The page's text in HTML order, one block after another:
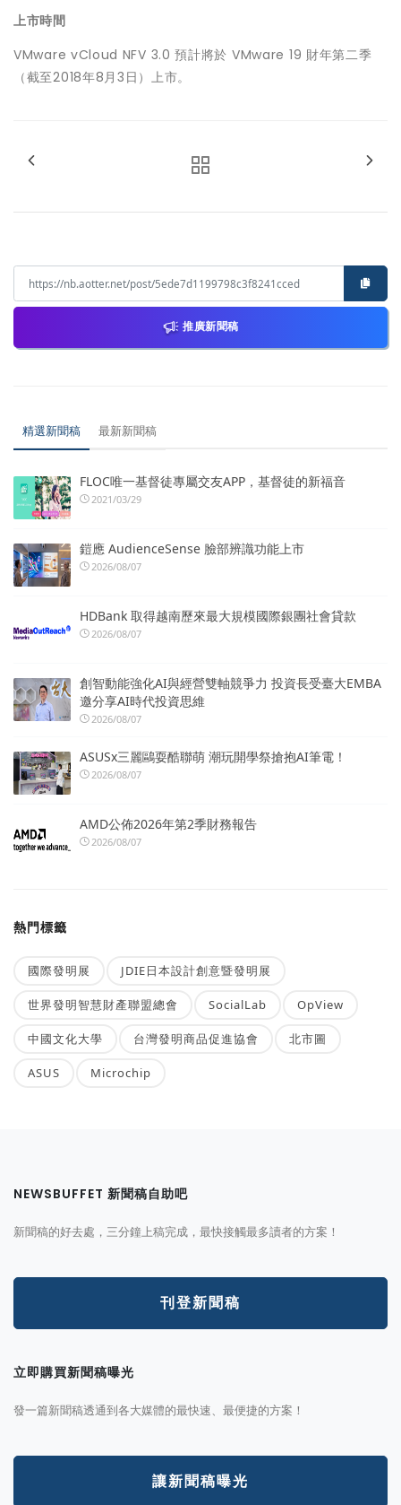
上市時間
VMware vCloud NFV 3.0 預計將於 VMware 19 財年第二季
（截至2018年8月3日）上市。
推廣新聞稿
精選新聞稿 最新新聞稿
FLOC唯一基督徒專屬交友APP，基督徒的新福音
2021/03/29
鎧應 AudienceSense 臉部辨識功能上市
2026/08/07
HDBank 取得越南歷來最大規模國際銀團社會貸款
2026/08/07
創智動能強化AI與經營雙軸競爭力 投資長受臺大EMBA
邀分享AI時代投資思維
2026/08/07
ASUSx三麗鷗耍酷聯萌 潮玩開學祭搶抱AI筆電！
2026/08/07
AMD公佈2026年第2季財務報告
2026/08/07
熱門標籤
國際發明展 JDIE日本設計創意暨發明展
世界發明智慧財產聯盟總會 SocialLab OpView
中國文化大學 台灣發明商品促進協會 北市圖
ASUS Microchip
NEWSBUFFET 新聞稿自助吧
新聞稿的好去處，三分鐘上稿完成，最快接觸最多讀者的方案！
刊登新聞稿
立即購買新聞稿曝光
發一篇新聞稿透通到各大媒體的最快速、最便捷的方案！
讓新聞稿曝光